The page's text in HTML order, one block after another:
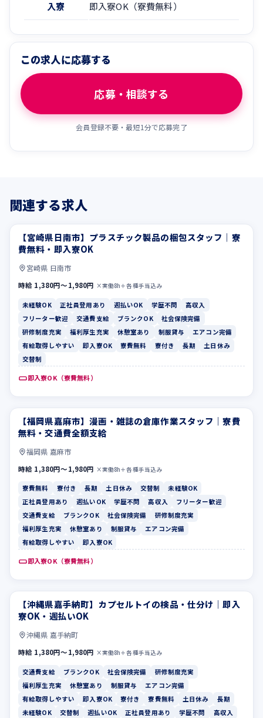
入寮 即入寮OK（寮費無料）
この求人に応募する
応募・相談する
会員登録不要・最短1分で応募完了
関連する求人
未経験OK 正社員登用あり
【宮崎県日南市】プラスチック製品の梱包スタッフ｜寮
費無料・即入寮OK
宮崎県 日南市
時給 1,380円〜1,980円 ×実働8h＋各種手当込み
未経験OK 正社員登用あり 週払いOK 学歴不問
高収入
フリーター歓迎
交通費支給 ブランクOK
社会保険完備
研修制度充実
福利厚生充実 休憩室あり 制服貸与
エアコン完備
有給取得しやすい
即入寮OK 寮費無料 寮付き 長期
土日休み
交替制
即入寮OK（寮費無料）
寮費無料 寮付き
【福岡県嘉麻市】漫画・雑誌の倉庫作業スタッフ｜寮費
無料・交通費全額支給
福岡県 嘉麻市
時給 1,380円〜1,980円 ×実働8h＋各種手当込み
寮費無料 寮付き 長期 土日休み 交替制
未経験OK
正社員登用あり
週払いOK 学歴不問 高収入
フリーター歓迎
交通費支給
ブランクOK 社会保険完備
研修制度充実
福利厚生充実
休憩室あり 制服貸与
エアコン完備
有給取得しやすい
即入寮OK
即入寮OK（寮費無料）
交通費支給 ブランクOK
【沖縄県嘉手納町】カプセルトイの検品・仕分け｜即入
寮OK・週払いOK
沖縄県 嘉手納町
時給 1,380円〜1,980円 ×実働8h＋各種手当込み
交通費支給 ブランクOK 社会保険完備
研修制度充実
福利厚生充実
休憩室あり 制服貸与
エアコン完備
有給取得しやすい
即入寮OK 寮付き 寮費無料 土日休み
長期
未経験OK
交替制 週払いOK 正社員登用あり 学歴不問
高収入